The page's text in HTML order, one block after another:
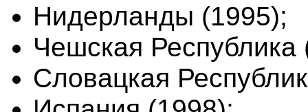
Нидерланды (1995);
Чешская
Словацкая